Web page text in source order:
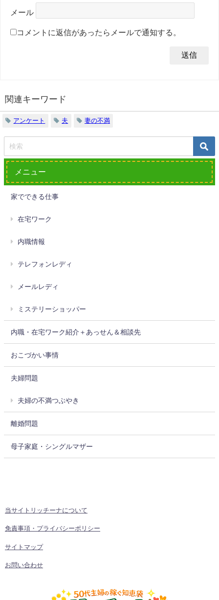
メール
コメントに返信があったらメールで通知する。
関連キーワード
アンケート 夫 妻の不満
メニュー
家でできる仕事
在宅ワーク
内職情報
テレフォンレディ
メールレディ
ミステリーショッパー
内職・在宅ワーク紹介＋あっせん＆相談先
おこづかい事情
夫婦問題
夫婦の不満つぶやき
離婚問題
母子家庭・シングルマザー
当サイトリッチーナについて
免責事項・プライバシーポリシー
サイトマップ
お問い合わせ